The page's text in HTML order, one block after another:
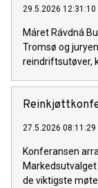
29.5.2026 12:31:10
Máret Rávdná
Tromsø og
reindriftsutøver,
27.5.2026 08:11:29
Konferansen
de viktigste